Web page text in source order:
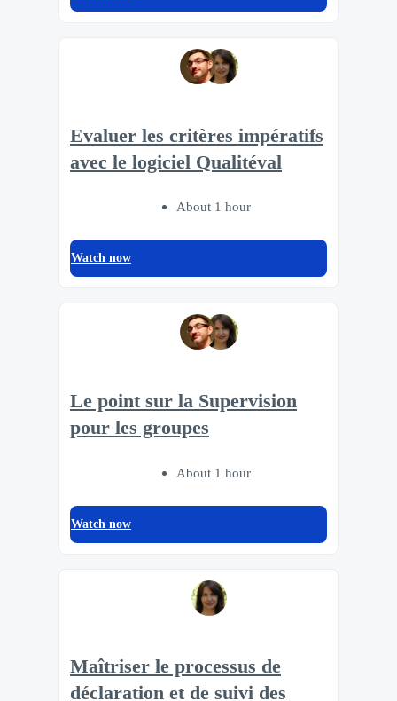
Evaluer les critères impératifs
avec le logiciel Qualitéval
About 1 hour
Watch now
Le point sur la Supervision
pour les groupes
About 1 hour
Watch now
Maîtriser le processus de
déclaration et de suivi des